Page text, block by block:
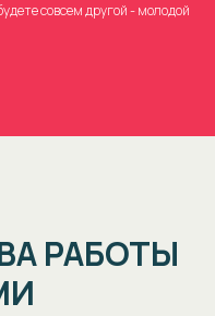
совсем другой - молодой
РАБОТЫ